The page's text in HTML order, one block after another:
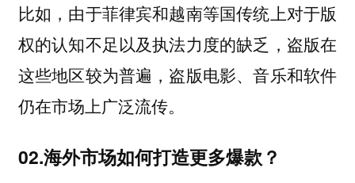
比如，由于菲律宾和越南等国传统上对于版
权的认知不足以及执法力度的缺乏，盗版在
这些地区较为普遍，盗版电影、音乐和软件
仍在市场上广泛流传。
02.海外市场如何打造更多爆款？